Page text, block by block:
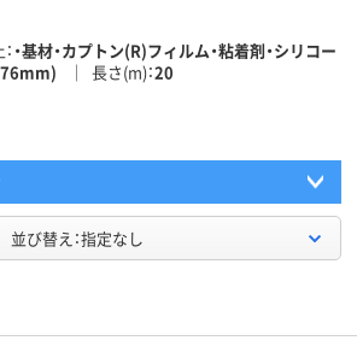
・基材・カプトン(R)フィルム・粘着剤・シリコー
長さ(m) 20
並び替え：指定なし